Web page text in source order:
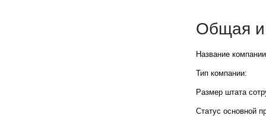
Общая
Название
Тип компании:
Размер штата
Статус основной